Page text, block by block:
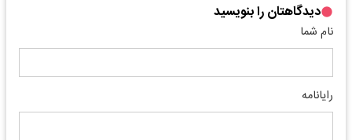
دیدگاهتان را بنویسید
نام شما
رایانامه